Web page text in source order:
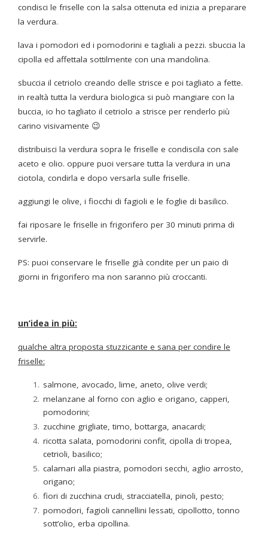
condisci le friselle con la salsa ottenuta ed inizia a preparare
la verdura.
lava i pomodori ed i pomodorini e tagliali a pezzi. sbuccia la
cipolla ed affettala sottilmente con una mandolina.
sbuccia il cetriolo creando delle strisce e poi tagliato a fette.
in realtà tutta la verdura biologica si può mangiare con la
buccia, io ho tagliato il cetriolo a strisce per renderlo più
carino visivamente 😉
distribuisci la verdura sopra le friselle e condiscila con sale
aceto e olio. oppure puoi versare tutta la verdura in una
ciotola, condirla e dopo versarla sulle friselle.
aggiungi le olive, i fiocchi di fagioli e le foglie di basilico.
fai riposare le friselle in frigorifero per 30 minuti prima di
servirle.
PS: puoi conservare le friselle già condite per un paio di
giorni in frigorifero ma non saranno più croccanti.
un’idea in più:
qualche altra proposta stuzzicante e sana per condire le
friselle:
salmone, avocado, lime, aneto, olive verdi;
melanzane al forno con aglio e origano, capperi,
pomodorini;
zucchine grigliate, timo, bottarga, anacardi;
ricotta salata, pomodorini confit, cipolla di tropea,
cetrioli, basilico;
calamari alla piastra, pomodori secchi, aglio arrosto,
origano;
fiori di zucchina crudi, stracciatella, pinoli, pesto;
pomodori, fagioli cannellini lessati, cipollotto, tonno
sott’olio, erba cipollina.